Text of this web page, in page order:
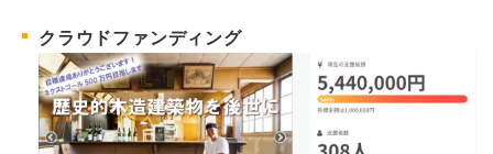
クラウドファンディング